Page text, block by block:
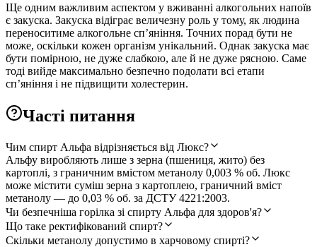
Ще одним важливим аспектом у вживанні алкогольних напоїв
є закуска. Закуска відіграє величезну роль у тому, як людина
переноситиме алкогольне сп’яніння. Точних порад бути не
може, оскільки кожен організм унікальний. Однак закуска має
бути помірною, не дуже слабкою, але й не дуже рясною. Саме
тоді вийде максимально безпечно подолати всі етапи
сп’яніння і не підвищити холестерин.
Часті питання
Чим спирт Альфа відрізняється від Люкс?
Альфу виробляють лише з зерна (пшениця, жито) без
картоплі, з граничним вмістом метанолу 0,003 % об. Люкс
може містити суміш зерна з картоплею, граничний вміст
метанолу — до 0,03 % об. за ДСТУ 4221:2003.
Чи безпечніша горілка зі спирту Альфа для здоров'я?
Що таке ректифікований спирт?
Скільки метанолу допустимо в харчовому спирті?